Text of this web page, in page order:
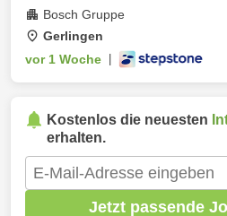
Bosch Gruppe
Gerlingen
vor 1 Woche
Kostenlos die neuesten
erhalten.
Jetzt passende